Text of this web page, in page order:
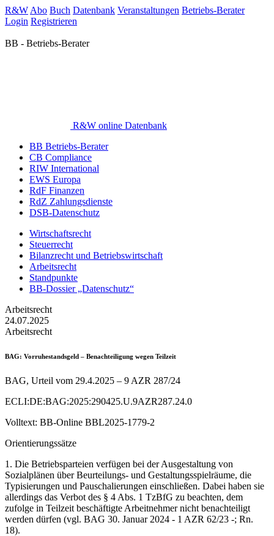
R&W Abo Buch Datenbank Veranstaltungen Betriebs-Berater
Login Registrieren
BB - Betriebs-Berater
R&W online Datenbank
BB Betriebs-Berater
CB Compliance
RIW International
EWS Europa
RdF Finanzen
RdZ Zahlungsdienste
DSB-Datenschutz
Wirtschaftsrecht
Steuerrecht
Bilanzrecht und Betriebswirtschaft
Arbeitsrecht
Standpunkte
BB-Dossier „Datenschutz“
Arbeitsrecht
24.07.2025
Arbeitsrecht
BAG: Vorruhestandsgeld – Benachteiligung wegen Teilzeit
BAG, Urteil vom 29.4.2025 – 9 AZR 287/24
ECLI:DE:BAG:2025:290425.U.9AZR287.24.0
Volltext: BB-Online BBL2025-1779-2
Orientierungssätze
1. Die Betriebsparteien verfügen bei der Ausgestaltung von
Sozialplänen über Beurteilungs- und Gestaltungsspielräume, die
Typisierungen und Pauschalierungen einschließen. Dabei haben sie
allerdings das Verbot des § 4 Abs. 1 TzBfG zu beachten, dem
zufolge in Teilzeit beschäftigte Arbeitnehmer nicht benachteiligt
werden dürfen (vgl. BAG 30. Januar 2024 - 1 AZR 62/23 -; Rn.
18).